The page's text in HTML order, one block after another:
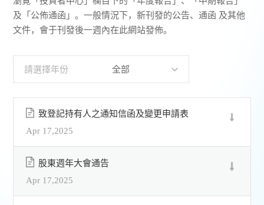
及「公佈通函」。一般情況下，新刊發的公告、通函 及其他
文件，會于刊發後一週內在此網站發佈。
請選擇年份
Apr 17,2025
致登記持有人之通知信函及變更申請表
Apr 17,2025
股東週年大會通告